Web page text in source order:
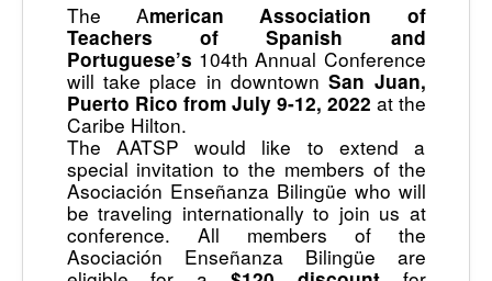
The American Association of
Teachers of Spanish and
Portuguese’s 104th Annual Conference
will take place in downtownSan Juan,
Puerto Rico from July 9-12, 2022 at the
Caribe Hilton.
The AATSP would like to extend a
special invitation to the members of the
Asociación Enseñanza Bilingüe who will
be traveling internationally to join us at
conference. All members of the
Asociación Enseñanza Bilingüe are